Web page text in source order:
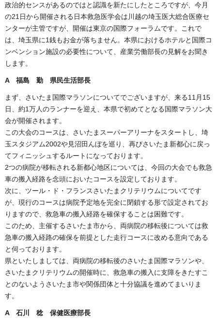
政治的センスがあるのではと認識を新たにしたところですが、今月
の21日から開催される日本救急医学会は川越の埼玉医大総合医療セ
ンターが主管ですが、開催は東京の国際フォーラムです。これで
は、埼玉県に1銭もお金が落ちません。本県におけるホテルと国際コ
ンベンション施設の必要性について、産業労働部長の見解をお聞き
します。
A 福島 勤 県民生活部長
まず、さいたま国際マラソンについてでございますが、来る11月15
日、約1万人のランナーを迎え、本県で初めてとなる国際マラソン大
会が開催されます。
この大会のコースは、さいたまスーパーアリーナをスタートし、埼
玉スタジアム2002や見沼田んぼを巡り、再びさいたま新都心に戻っ
てフィニッシュするルートになっております。
2つの病院が移転される新都心地区については、今回の大会でも救急
車の搬入経路を念頭においたコースを設定しております。
次に、ツール・ド・フランスさいたまクリテリウムについてです
が、現行のコースは病院予定地を完全に閉鎖する形で設定されてお
りますので、救急車の搬入経路を確保することは困難です。
このため、主催するさいたま市から、両病院の移転後については救
急車の搬入経路の確保を前提とした走行コースに改める意向である
と伺っております。
県といたしましては、両病院の移転後のさいたま国際マラソンや、
さいたまクリテリウムの開催時に、救急車の搬入に支障をきたすこ
とのないようさいたま市や関係団体と十分協議を進めてまいりま
す。
A 石川 稔 保健医療部長